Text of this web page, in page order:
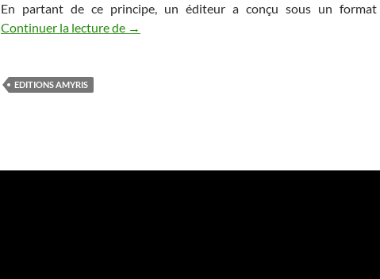
En partant de ce principe, un éditeur a conçu sous un format
Continuer la lecture de Un consommateur averti en vaut… plus de deux
→
EDITIONS AMYRIS